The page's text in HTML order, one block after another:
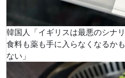
韓国人「イギリスは最悪のシナ
食料も薬も手に入らなくなるか
ない」